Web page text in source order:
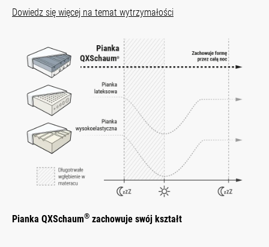
Dowiedz się więcej na temat wytrzymałości
Pianka QXSchaum® zachowuje swój kształt